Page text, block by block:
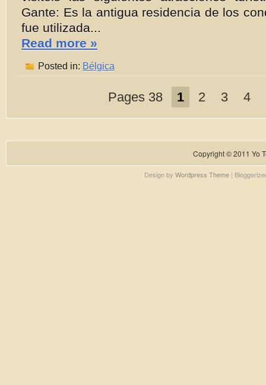
Gante: Es la antigua residencia de los
fue utilizada...
Read more »
Posted in: Bélgica
Pages 38 1 2 3 4
Copyright © 2011 Yo
Design by Wordpress Theme|